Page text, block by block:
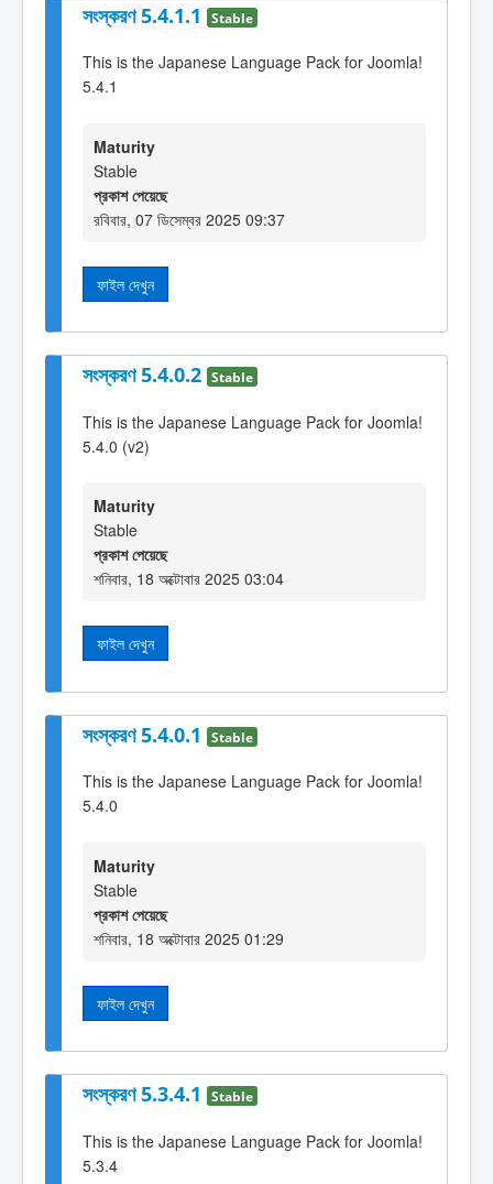
সংস্করণ 5.4.1.1 Stable
This is the Japanese Language Pack for Joomla!
5.4.1
Maturity
Stable
প্রকাশ পেয়েছে
রবিবার, 07 ডিসেম্বর 2025 09:37
ফাইল দেখুন
সংস্করণ 5.4.0.2 Stable
This is the Japanese Language Pack for Joomla!
5.4.0 (v2)
Maturity
Stable
প্রকাশ পেয়েছে
শনিবার, 18 অক্টোবার 2025 03:04
ফাইল দেখুন
সংস্করণ 5.4.0.1 Stable
This is the Japanese Language Pack for Joomla!
5.4.0
Maturity
Stable
প্রকাশ পেয়েছে
শনিবার, 18 অক্টোবার 2025 01:29
ফাইল দেখুন
সংস্করণ 5.3.4.1 Stable
This is the Japanese Language Pack for Joomla!
5.3.4